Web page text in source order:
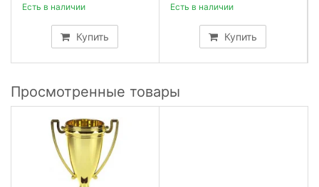
Купить
Есть в наличии
Купить
Есть в наличии
Просмотренные товары